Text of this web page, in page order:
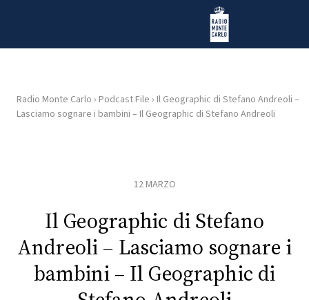
Radio Monte Carlo
HOME
RADIO
PLAYLIST
Radio Monte Carlo › Podcast File › Il Geographic di Stefano Andreoli –
Lasciamo sognare i bambini – Il Geographic di Stefano Andreoli
12 MARZO
Il Geographic di Stefano
Andreoli – Lasciamo sognare i
bambini – Il Geographic di